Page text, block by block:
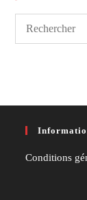
Conditions